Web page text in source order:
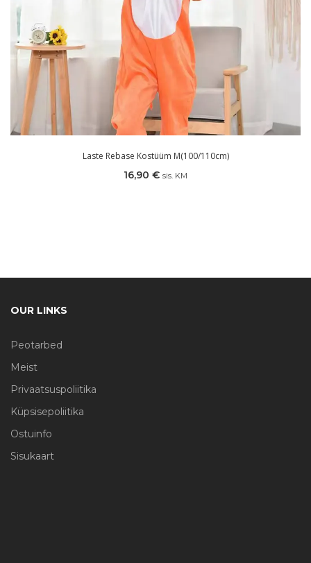
Laste Rebase Kostüüm M(100/110cm)
16,90 € sis. KM
OUR LINKS
Peotarbed
Meist
Privaatsuspoliitika
Küpsisepoliitika
Ostuinfo
Sisukaart